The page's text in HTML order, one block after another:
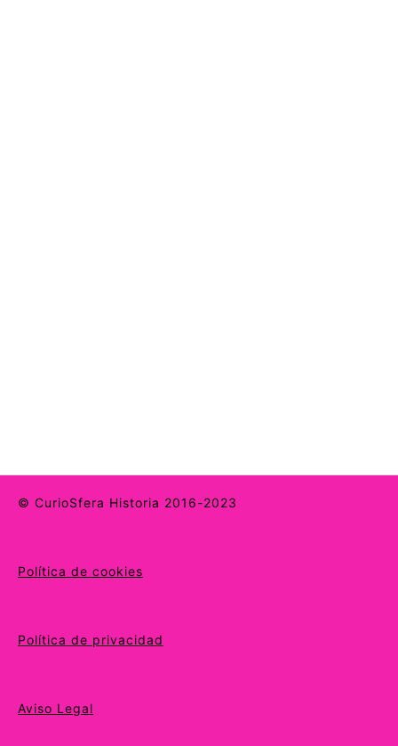
© CurioSfera Historia 2016-2023
Política de cookies
Política de privacidad
Aviso Legal